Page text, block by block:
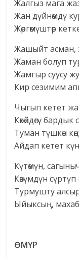
Жалгыз мага
Жан дүйнөмдү
Жөргөмүштөр
Жашыйт асман,
Жаман болуп
Жамгыр суусу
Кир сезимим
Чыгып кетет
Көкөйдөгү
Туман түшкөн
Айдап кетет
Күтөмүн,
Көзүмдүн
Турмушту
Ыйыксың,
ӨМҮР